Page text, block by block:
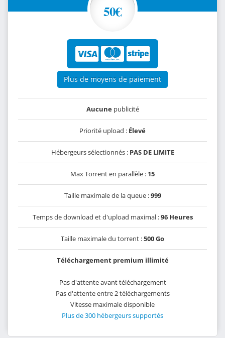
50€
Plus de moyens de paiement
Aucunepublicité
Priorité upload : Élevé
Hébergeurs sélectionnés : PAS DE LIMITE
Max Torrent en parallèle : 15
Taille maximale de la queue :999
Temps de download et d'upload maximal :96 Heures
Taille maximale du torrent :500 Go
Téléchargement premium illimité
Pas d'attente avant téléchargement
Pas d'attente entre 2 téléchargements
Vitesse maximale disponible
Plus de 300 hébergeurs supportés